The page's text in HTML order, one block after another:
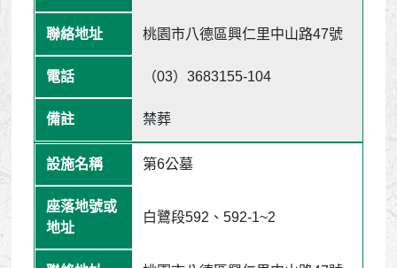
桃園市八德區興仁里中山路47號
（03）3683155-104
禁葬
第6公墓
白鷺段592、592-1~2